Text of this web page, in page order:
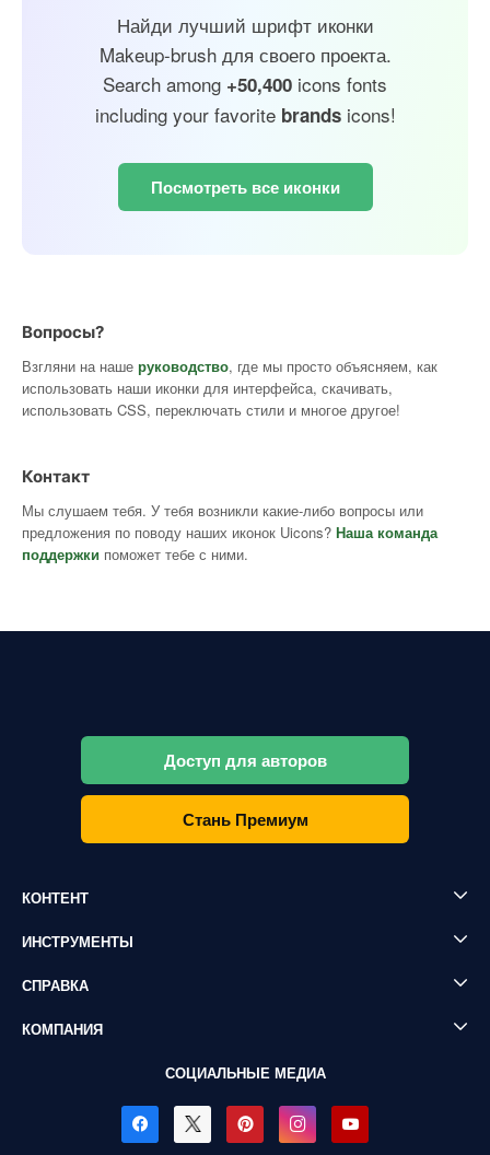
Найди лучший шрифт иконки
Makeup-brush для своего проекта.
Search among +50,400 icons fonts
including your favorite brandsicons!
Посмотреть все иконки
Вопросы?
Взгляни на наше руководство, где мы просто объясняем, как
использовать наши иконки для интерфейса, скачивать,
использовать CSS, переключать стили и многое другое!
Контакт
Мы слушаем тебя. У тебя возникли какие-либо вопросы или
предложения по поводу наших иконок Uicons? Наша команда
поддержки поможет тебе с ними.
Доступ для авторов
Стань Премиум
КОНТЕНТ
ИНСТРУМЕНТЫ
СПРАВКА
КОМПАНИЯ
СОЦИАЛЬНЫЕ МЕДИА